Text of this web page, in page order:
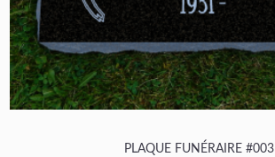
PLAQUE FUNÉRAIRE #003